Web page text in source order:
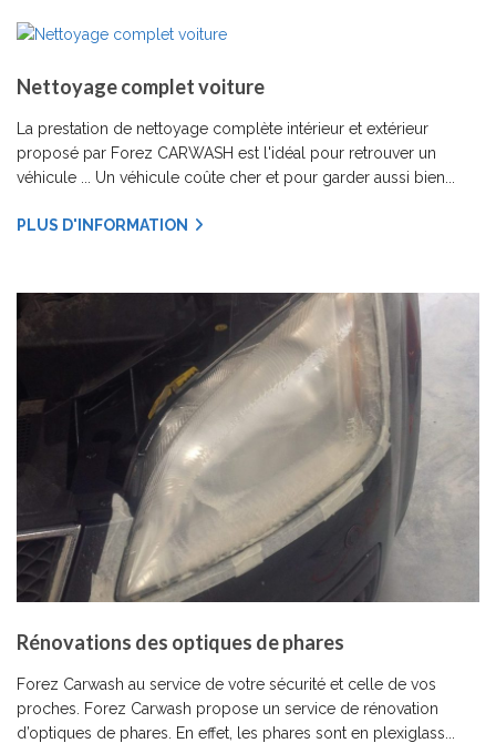
Nettoyage complet voiture
La prestation de nettoyage complète intérieur et extérieur
proposé par Forez CARWASH est l'idéal pour retrouver un
véhicule ... Un véhicule coûte cher et pour garder aussi bien...
PLUS D'INFORMATION
Rénovations des optiques de phares
Forez Carwash au service de votre sécurité et celle de vos
proches. Forez Carwash propose un service de rénovation
d’optiques de phares. En effet, les phares sont en plexiglass...